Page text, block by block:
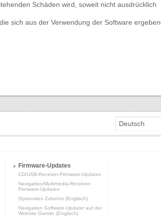
Schäden wird, soweit nicht ausdrücklich
sich aus der Verwendung der Software
Deutsch
Firmware-Updates
CD/USB-Receiver-Firmware-Updates
Navigation/Multimedia-Receiver-
Firmware-Updates
Optionales Zubehör (Englisch)
Navigation Software-Updater auf der
Website Garmin (Englisch)